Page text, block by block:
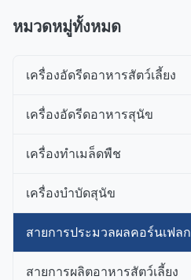
หมวดหมู่ทั้งหมด
เครื่องอัดรีดอาหารสัตว์เลี้ยง
เครื่องอัดรีดอาหารสุนัข
เครื่องทําเมล็ดพืช
เครื่องบำบัดสุนัข
สายการประมวลผลคอร์นเฟลก
สายการผลิตอาหารสัตว์เลี้ยง